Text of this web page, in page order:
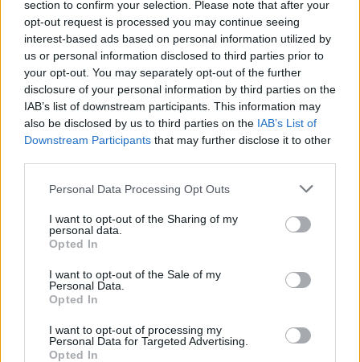
section to confirm your selection. Please note that after your
opt-out request is processed you may continue seeing
interest-based ads based on personal information utilized by
us or personal information disclosed to third parties prior to
your opt-out. You may separately opt-out of the further
disclosure of your personal information by third parties on the
IAB’s list of downstream participants. This information may
also be disclosed by us to third parties on the IAB’s List of
Downstream Participants that may further disclose it to other
Personal Data Processing Opt Outs
I want to opt-out of the Sharing of my
personal data.
Opted In
I want to opt-out of the Sale of my
Personal Data.
Opted In
I want to opt-out of processing my
Personal Data for Targeted Advertising.
Opted In
Recherche par lettres. Entrez
toutes les lettres du puzzle:
Recherche
Chercher